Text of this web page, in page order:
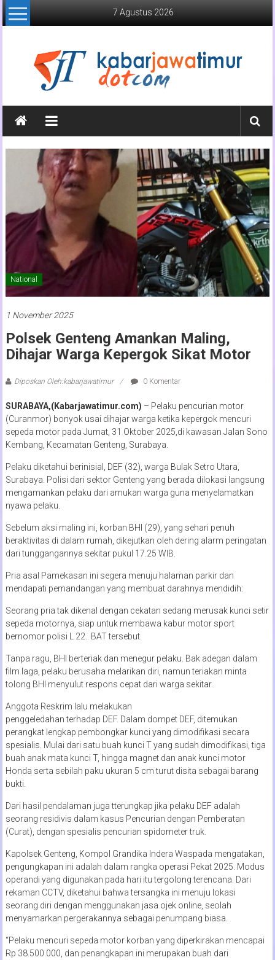
Lompat
ke
7 Agustus 2026
Kabar
Jawa
Timur
Timur
National
1 November 2025
Polsek Genteng Amankan Maling,
Dihajar Warga Kepergok Sikat Motor
Diposkan Oleh:kabarjawatimur 0 Komentar
SURABAYA,(Kabarjawatimur.com) – Pelaku pencurian motor
(Curanmor) bonyok usai dihajar warga ketika kepergok mencuri
sepeda motor pada Jumat, 31 Oktober 2025,di kawasan Jalan Sono
Kembang, Kecamatan Genteng, Surabaya.
Pelaku diketahui berinisial, DEF (32), warga Bulak Setro Utara,
Surabaya. Polisi dari sektor Genteng yang berada dilokasi langsung
mengamankan pelaku dari amukan warga guna menyelamatkan
nyawa pelaku.
Sebelum aksi maling ini, korban BHI (29), yang sehari penuh
beraktivitas di dalam rumah, dikejutkan oleh dering alarm peringatan
dari tunggangannya sekitar pukul 17.25 WIB.
Pria asal Pamekasan ini segera menuju halaman parkir dan
mendapati pemandangan yang membuat darahnya mendidih:
Seorang pria tak dikenal dengan cekatan sedang merusak kunci setir
sepeda motornya, siap untuk membawa kabur motor sport
bernomor polisi L 22.. BAT tersebut.
Tanpa ragu, BHI berteriak dan menegur pelaku. Bak adegan dalam
film laga, pelaku berusaha melarikan diri, namun teriakan minta
tolong BHI menyulut respons cepat dari warga sekitar.
Anggota Reskrim lalu melakukan
penggeledahan terhadap DEF. Dalam dompet DEF, ditemukan
perangkat lengkap pembongkar kunci yang dimodifikasi secara
spesialis. Mulai dari satu buah kunci T yang sudah dimodifikasi, tiga
buah anak mata kunci T, hingga magnet dan anak kunci motor
Honda serta sebilah paku ukuran 5 cm turut disita sebagai barang
bukti.
Dari hasil pendalaman juga tterungkap jika pelaku DEF adalah
seorang residivis dalam kasus Pencurian dengan Pemberatan
(Curat), dengan spesialis pencurian spidometer truk.
Kapolsek Genteng, Kompol Grandika Indera Waspada mengatakan,
pengungkapan ini adalah dalam rangka operasi Pekat 2025. Modus
operandi yang digunakan pada hari itu tergolong terencana. Dari
rekaman CCTV, diketahui bahwa tersangka ini menuju lokasi
seorang diri dengan menggunakan jasa ojek online, seolah
menyamarkan pergerakannya sebagai penumpang biasa.
“Pelaku mencuri sepeda motor korban yang diperkirakan mencapai
Rp 38.500.000, dan penangkapan ini merupakan buah dari